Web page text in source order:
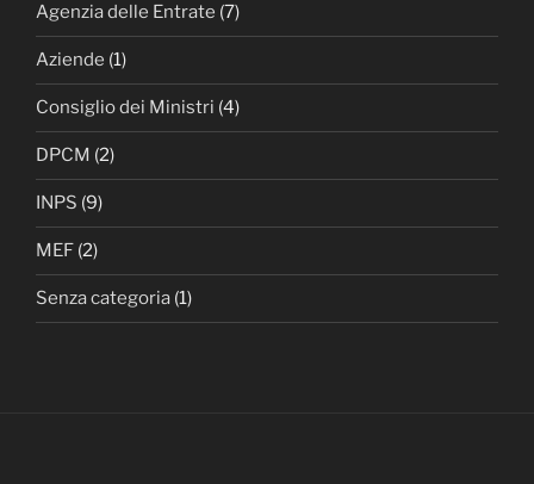
Agenzia delle Entrate (7)
Aziende (1)
Consiglio dei Ministri (4)
DPCM (2)
INPS (9)
MEF (2)
Senza categoria (1)